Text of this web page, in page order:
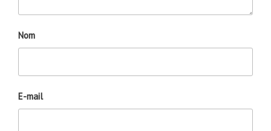
Nom
E-mail